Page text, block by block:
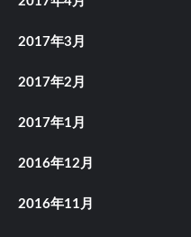
2017年3月
2017年2月
2017年1月
2016年12月
2016年11月